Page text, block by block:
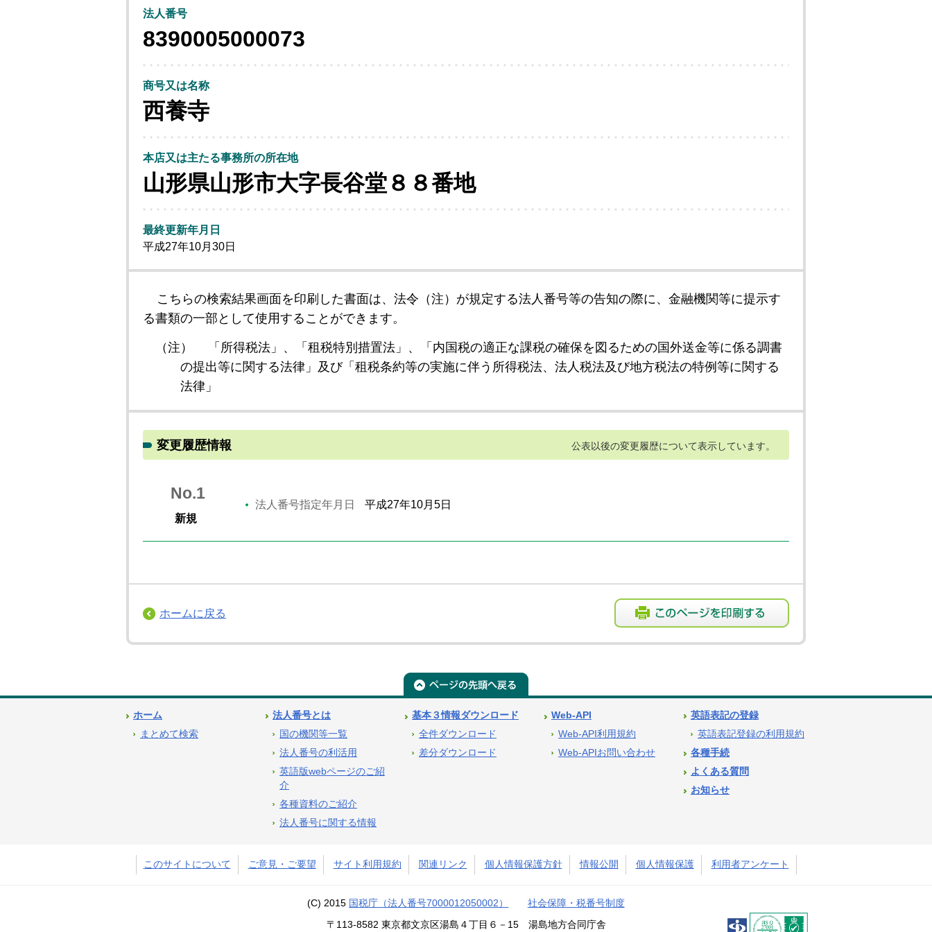
法人番号
8390005000073
商号又は名称
西養寺
本店又は主たる事務所の所在地
山形県山形市大字長谷堂８８番地
最終更新年月日
平成27年10月30日
こちらの検索結果画面を印刷した書面は、法令（注）が規定する法人番号等の告知の際に、金融機関等に提示す
る書類の一部として使用することができます。
（注）
「所得税法」、「租税特別措置法」、「内国税の適正な課税の確保を図るための国外送金等に係る調書
の提出等に関する法律」及び「租税条約等の実施に伴う所得税法、法人税法及び地方税法の特例等に関する
法律」
変更履歴情報 公表以後の変更履歴について表示しています。
No.1
新規
法人番号指定年月日 平成27年10月5日
ホームに戻る
ホーム
まとめて検索
法人番号とは
国の機関等一覧
法人番号の利活用
英語版webページのご紹
介
各種資料のご紹介
法人番号に関する情報
基本３情報ダウンロード
全件ダウンロード
差分ダウンロード
Web-API
Web-API利用規約
Web-APIお問い合わせ
英語表記の登録
英語表記登録の利用規約
各種手続
よくある質問
お知らせ
このサイトについて ご意見・ご要望 サイト利用規約 関連リンク 個人情報保護方針 情報公開 個人情報保護 利用者アンケート
(C) 2015 国税庁（法人番号7000012050002） 社会保障・税番号制度
〒113-8582 東京都文京区湯島４丁目６－15 湯島地方合同庁舎